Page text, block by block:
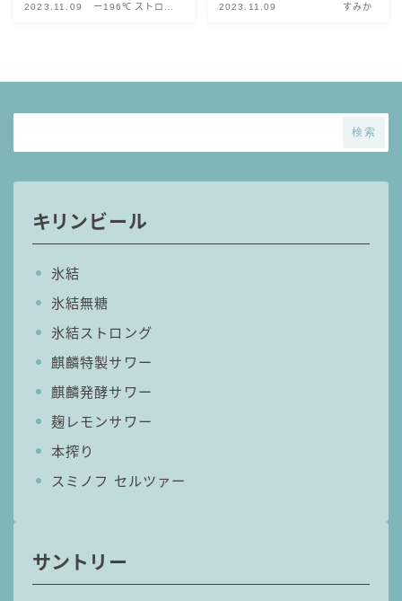
Slat(すらっと）
三ツ星グレフルサワー
99.99（フォーナイン）
WATER SOUR(ウォーターサワ)
タカラCANチューハイ
宝焼酎のお茶割りシリーズ
寶「丸おろし」
すみか
タンチュー
2023.11.09
ー196℃ ストロン
2023.11.09 すみか
検索
キリンビール
氷結
氷結無糖
氷結ストロング
麒麟特製サワー
麒麟発酵サワー
麹レモンサワー
本搾り
スミノフ セルツァー
サントリー